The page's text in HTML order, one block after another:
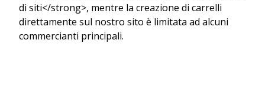
di siti</strong>, mentre la creazione di carrelli
direttamente sul nostro sito è limitata ad alcuni
commercianti principali.